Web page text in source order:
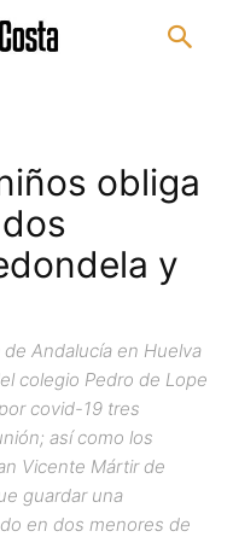
obliga
y
Andalucía en Huelva
colegio Pedro de Lope
covid-19 tres
así como los
Vicente Mártir de
guardar una
en dos menores de